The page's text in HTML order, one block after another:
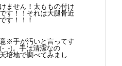
ません！太ももの付け
す！！それは大腿骨近
す！！！
※手が汚いと言ってす
_-)。手は清潔なの
培地で調べてみまし